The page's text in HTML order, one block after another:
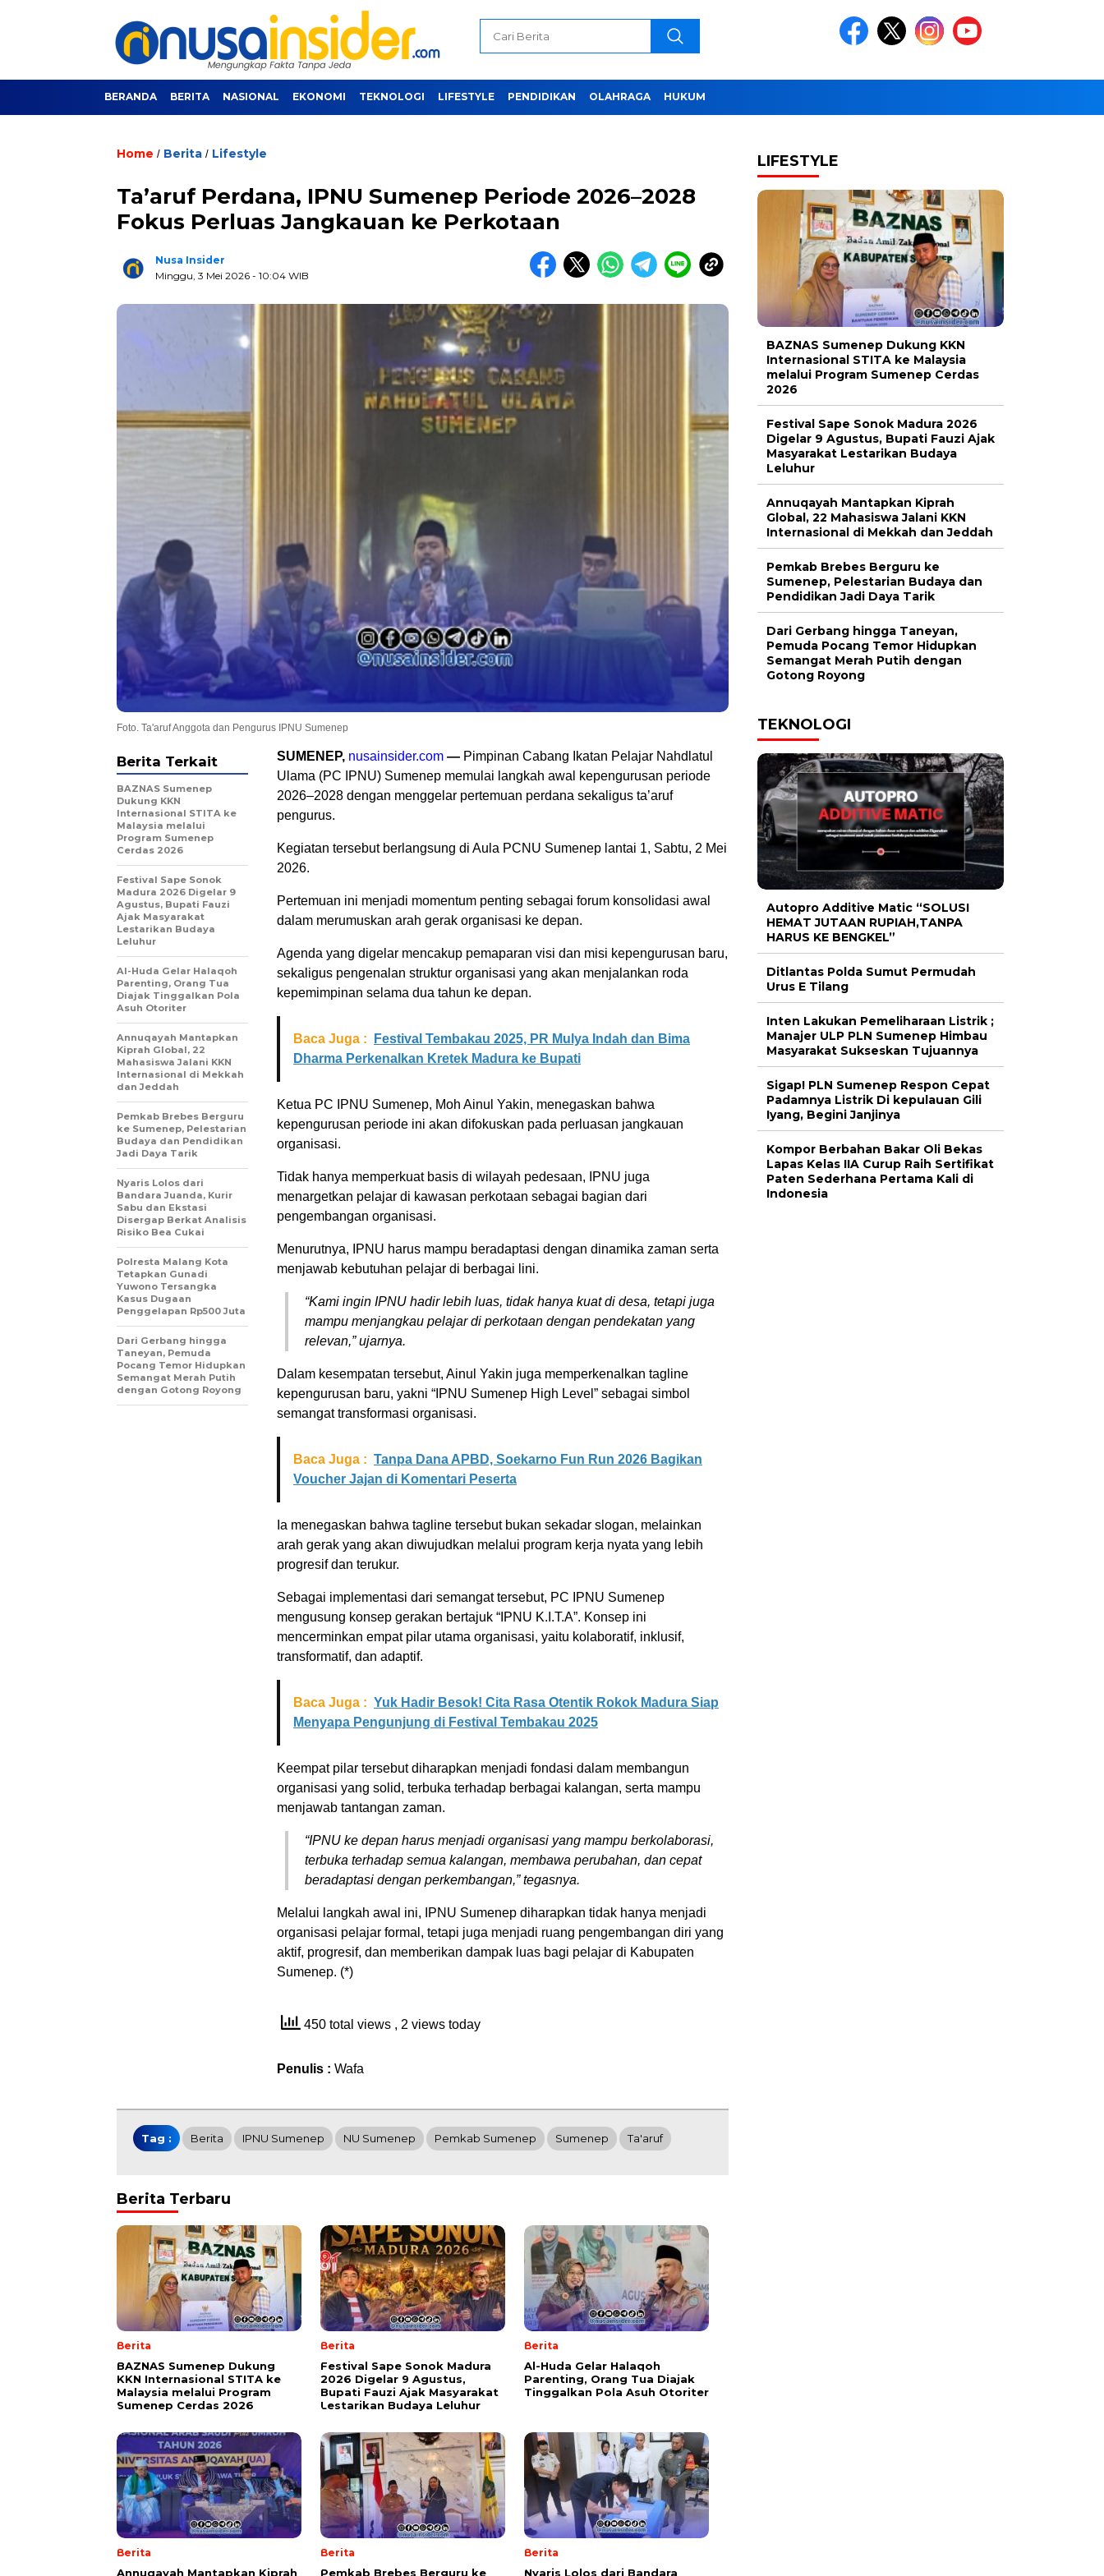
BERANDA BERITA NASIONAL EKONOMI TEKNOLOGI LIFESTYLE PENDIDIKAN OLAHRAGA HUKUM
Home / Berita / Lifestyle
Ta’aruf Perdana, IPNU Sumenep Periode 2026–2028
Fokus Perluas Jangkauan ke Perkotaan
Nusa Insider
Minggu, 3 Mei 2026 - 10:04 WIB
Foto. Ta'aruf Anggota dan Pengurus IPNU Sumenep
SUMENEP, nusainsider.com — Pimpinan Cabang Ikatan Pelajar Nahdlatul
Ulama (PC IPNU) Sumenep memulai langkah awal kepengurusan periode
2026–2028 dengan menggelar pertemuan perdana sekaligus ta’aruf
pengurus.
Kegiatan tersebut berlangsung di Aula PCNU Sumenep lantai 1, Sabtu, 2 Mei
2026.
Pertemuan ini menjadi momentum penting sebagai forum konsolidasi awal
dalam merumuskan arah gerak organisasi ke depan.
Agenda yang digelar mencakup pemaparan visi dan misi kepengurusan baru,
sekaligus pengenalan struktur organisasi yang akan menjalankan roda
kepemimpinan selama dua tahun ke depan.
Baca Juga :
Festival Tembakau 2025, PR Mulya Indah dan Bima
Dharma Perkenalkan Kretek Madura ke Bupati
Ketua PC IPNU Sumenep, Moh Ainul Yakin, menegaskan bahwa
kepengurusan periode ini akan difokuskan pada perluasan jangkauan
organisasi.
Tidak hanya memperkuat basis di wilayah pedesaan, IPNU juga
menargetkan pelajar di kawasan perkotaan sebagai bagian dari
pengembangan organisasi.
Menurutnya, IPNU harus mampu beradaptasi dengan dinamika zaman serta
menjawab kebutuhan pelajar di berbagai lini.
“Kami ingin IPNU hadir lebih luas, tidak hanya kuat di desa, tetapi juga
mampu menjangkau pelajar di perkotaan dengan pendekatan yang
relevan,” ujarnya.
Dalam kesempatan tersebut, Ainul Yakin juga memperkenalkan tagline
kepengurusan baru, yakni “IPNU Sumenep High Level” sebagai simbol
semangat transformasi organisasi.
Baca Juga : Tanpa Dana APBD, Soekarno Fun Run 2026 Bagikan
Voucher Jajan di Komentari Peserta
Ia menegaskan bahwa tagline tersebut bukan sekadar slogan, melainkan
arah gerak yang akan diwujudkan melalui program kerja nyata yang lebih
progresif dan terukur.
Sebagai implementasi dari semangat tersebut, PC IPNU Sumenep
mengusung konsep gerakan bertajuk “IPNU K.I.T.A”. Konsep ini
mencerminkan empat pilar utama organisasi, yaitu kolaboratif, inklusif,
transformatif, dan adaptif.
Baca Juga : Yuk Hadir Besok! Cita Rasa Otentik Rokok Madura Siap
Menyapa Pengunjung di Festival Tembakau 2025
Keempat pilar tersebut diharapkan menjadi fondasi dalam membangun
organisasi yang solid, terbuka terhadap berbagai kalangan, serta mampu
menjawab tantangan zaman.
“IPNU ke depan harus menjadi organisasi yang mampu berkolaborasi,
terbuka terhadap semua kalangan, membawa perubahan, dan cepat
beradaptasi dengan perkembangan,” tegasnya.
Melalui langkah awal ini, IPNU Sumenep diharapkan tidak hanya menjadi
organisasi pelajar formal, tetapi juga menjadi ruang pengembangan diri yang
aktif, progresif, dan memberikan dampak luas bagi pelajar di Kabupaten
Sumenep. (*)
450 total views , 2 views today
Penulis : Wafa
Berita Terkait
BAZNAS Sumenep
Dukung KKN
Internasional STITA ke
Malaysia melalui
Program Sumenep
Cerdas 2026
Festival Sape Sonok
Madura 2026 Digelar 9
Agustus, Bupati Fauzi
Ajak Masyarakat
Lestarikan Budaya
Leluhur
Al-Huda Gelar Halaqoh
Parenting, Orang Tua
Diajak Tinggalkan Pola
Asuh Otoriter
Annuqayah Mantapkan
Kiprah Global, 22
Mahasiswa Jalani KKN
Internasional di Mekkah
dan Jeddah
Pemkab Brebes Berguru
ke Sumenep, Pelestarian
Budaya dan Pendidikan
Jadi Daya Tarik
Nyaris Lolos dari
Bandara Juanda, Kurir
Sabu dan Ekstasi
Disergap Berkat Analisis
Risiko Bea Cukai
Polresta Malang Kota
Tetapkan Gunadi
Yuwono Tersangka
Kasus Dugaan
Penggelapan Rp500 Juta
Dari Gerbang hingga
Taneyan, Pemuda
Pocang Temor Hidupkan
Semangat Merah Putih
dengan Gotong Royong
Tag : Berita IPNU Sumenep NU Sumenep Pemkab Sumenep Sumenep Ta'aruf
Berita Terbaru
Berita
BAZNAS Sumenep Dukung
KKN Internasional STITA ke
Malaysia melalui Program
Sumenep Cerdas 2026
Berita
Festival Sape Sonok Madura
2026 Digelar 9 Agustus,
Bupati Fauzi Ajak Masyarakat
Lestarikan Budaya Leluhur
Berita
Al-Huda Gelar Halaqoh
Parenting, Orang Tua Diajak
Tinggalkan Pola Asuh Otoriter
Berita
Annuqayah Mantapkan Kiprah
Berita
Pemkab Brebes Berguru ke
Berita
Nyaris Lolos dari Bandara
LIFESTYLE
BAZNAS Sumenep Dukung KKN
Internasional STITA ke Malaysia
melalui Program Sumenep Cerdas
2026
Festival Sape Sonok Madura 2026
Digelar 9 Agustus, Bupati Fauzi Ajak
Masyarakat Lestarikan Budaya
Leluhur
Annuqayah Mantapkan Kiprah
Global, 22 Mahasiswa Jalani KKN
Internasional di Mekkah dan Jeddah
Pemkab Brebes Berguru ke
Sumenep, Pelestarian Budaya dan
Pendidikan Jadi Daya Tarik
Dari Gerbang hingga Taneyan,
Pemuda Pocang Temor Hidupkan
Semangat Merah Putih dengan
Gotong Royong
TEKNOLOGI
Autopro Additive Matic “SOLUSI
HEMAT JUTAAN RUPIAH,TANPA
HARUS KE BENGKEL”
Ditlantas Polda Sumut Permudah
Urus E Tilang
Inten Lakukan Pemeliharaan Listrik ;
Manajer ULP PLN Sumenep Himbau
Masyarakat Sukseskan Tujuannya
Sigap! PLN Sumenep Respon Cepat
Padamnya Listrik Di kepulauan Gili
Iyang, Begini Janjinya
Kompor Berbahan Bakar Oli Bekas
Lapas Kelas IIA Curup Raih Sertifikat
Paten Sederhana Pertama Kali di
Indonesia